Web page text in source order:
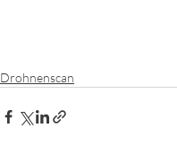
Drohnenscan